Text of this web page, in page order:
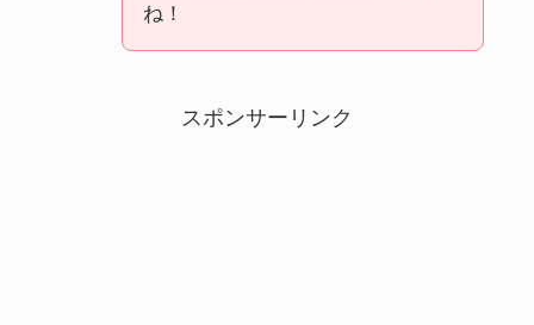
ね！
スポンサーリンク